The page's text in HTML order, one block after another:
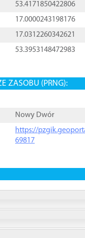
53.4171850422806
17.0000243198176
17.0312260342621
53.3953148472983
ZASOBU (PRNG):
Nowy Dwór
https://
69817